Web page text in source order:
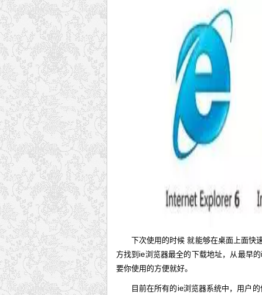
下次使用的时候 就能够在桌面上面快
方找到ie浏览器最全的下载地址，从最早
要你使用的方便就好。
目前在所有的ie浏览器系统中，用户